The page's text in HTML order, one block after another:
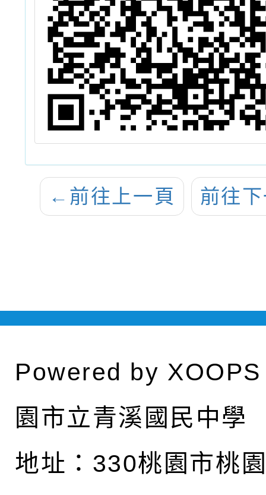
← 前往上一頁 前往
Powered by XOOPS
園市立青溪國民中學
地址： 330桃園市桃